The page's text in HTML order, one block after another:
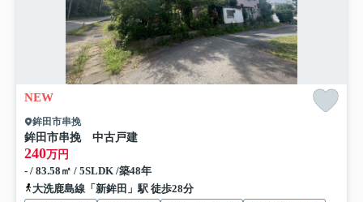
NEW
鉾田市串挽
鉾田市串挽 中古戸建
240万円
- / 83.58㎡ / 5SLDK /築48年
大洗鹿島線「新鉾田」駅 徒歩28分